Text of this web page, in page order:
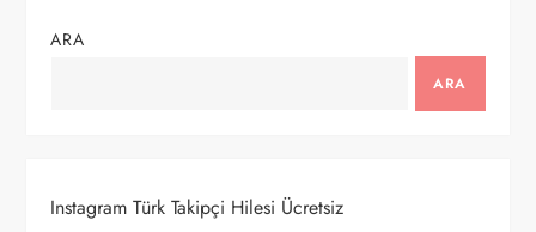
g
i
ARA
ARA
Instagram Türk Takipçi Hilesi Ücretsiz